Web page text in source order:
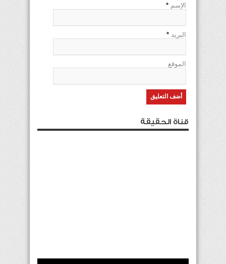
الإسم *
البريد *
الموقع
قناة الحقيقة